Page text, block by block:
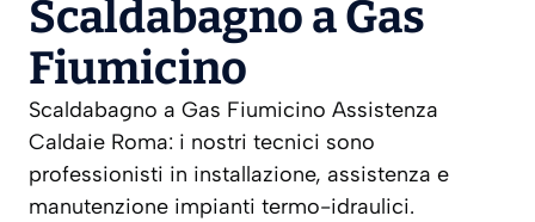
Scaldabagno a Gas
Fiumicino
Scaldabagno a Gas Fiumicino Assistenza
Caldaie Roma: i nostri tecnici sono
professionisti in installazione, assistenza e
manutenzione impianti termo-idraulici.